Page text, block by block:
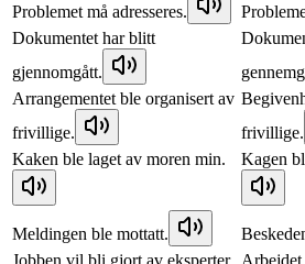
Problemet må adresseres.
Dokumentet har blitt
gjennomgått.
Arrangementet ble organisert av
frivillige.
frivillige.
Kaken ble laget av moren min.
Kagen
Meldingen ble mottatt.
Jobben vil bli gjort av eksperter.